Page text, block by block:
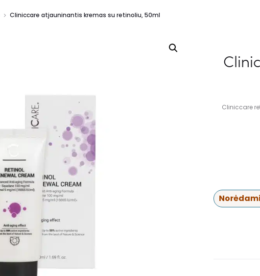
Cliniccare atjauninantis kremas su retinoliu, 50ml
Cliniccare